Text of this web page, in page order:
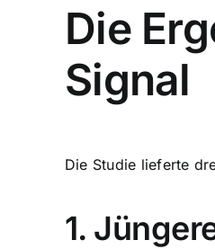
Die
Signal
Die Studie lieferte
1.